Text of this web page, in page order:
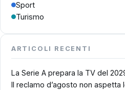
Sport
Turismo
ARTICOLI RECENTI
La Serie A prepara la TV del
Il reclamo d’agosto non aspetta